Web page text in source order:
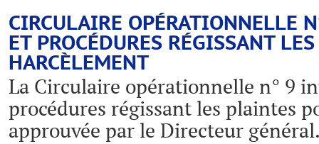
CIRCULAIRE OPÉRATIONNELLE
ET PROCÉDURES RÉGISSANT
HARCÈLEMENT
La Circulaire opérationnelle n° 9
procédures régissant les plaintes
approuvée par le Directeur